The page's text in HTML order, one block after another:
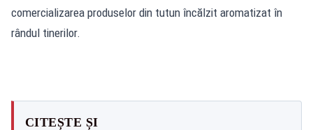
comercializarea produselor din tutun încălzit aromatizat în
rândul tinerilor.
CITEȘTE ȘI